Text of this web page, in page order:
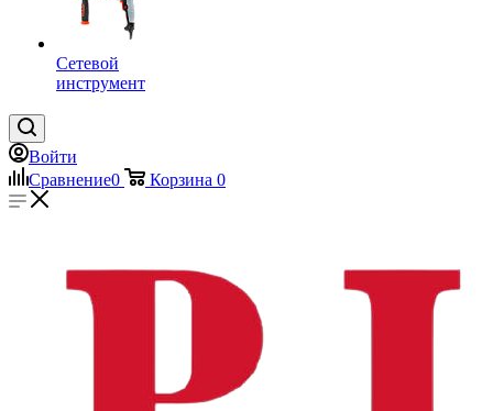
Сетевой
инструмент
Войти
Сравнение0 Корзина 0